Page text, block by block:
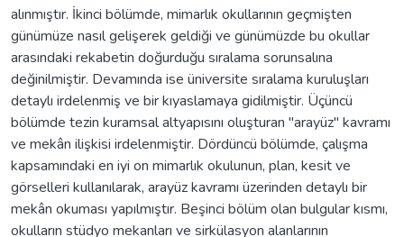
alınmıştır. İkinci bölümde, mimarlık okullarının geçmişten
günümüze nasıl gelişerek geldiği ve günümüzde bu okullar
arasındaki rekabetin doğurduğu sıralama sorunsalına
değinilmiştir. Devamında ise üniversite sıralama kuruluşları
detaylı irdelenmiş ve bir kıyaslamaya gidilmiştir. Üçüncü
bölümde tezin kuramsal altyapısını oluşturan "arayüz" kavramı
ve mekân ilişkisi irdelenmiştir. Dördüncü bölümde, çalışma
kapsamındaki en iyi on mimarlık okulunun, plan, kesit ve
görselleri kullanılarak, arayüz kavramı üzerinden detaylı bir
mekân okuması yapılmıştır. Beşinci bölüm olan bulgular kısmı,
okulların stüdyo mekanları ve sirkülasyon alanlarının